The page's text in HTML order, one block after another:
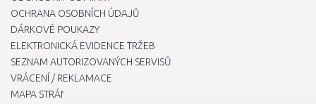
OCHRANA OSOBNÍCH ÚDAJŮ
DÁRKOVÉ POUKAZY
ELEKTRONICKÁ EVIDENCE TRŽEB
SEZNAM AUTORIZOVANÝCH SERVISŮ
VRÁCENÍ / REKLAMACE
MAPA STRÁNKY